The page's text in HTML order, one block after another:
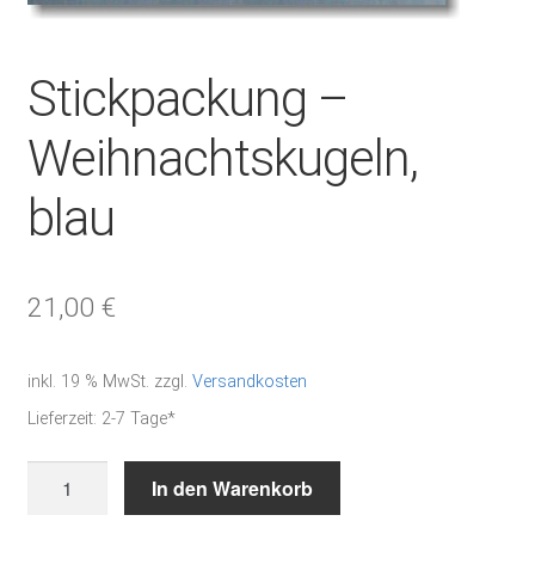
Stickpackung –
Weihnachtskugeln,
blau
21,00 €
inkl. 19 % MwSt. zzgl. Versandkosten
Lieferzeit: 2-7 Tage*
In den Warenkorb